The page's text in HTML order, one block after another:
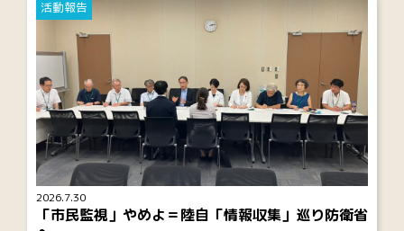
2026.7.30
活動報告
「市民監視」やめよ＝陸自「情報収集」巡り防衛省